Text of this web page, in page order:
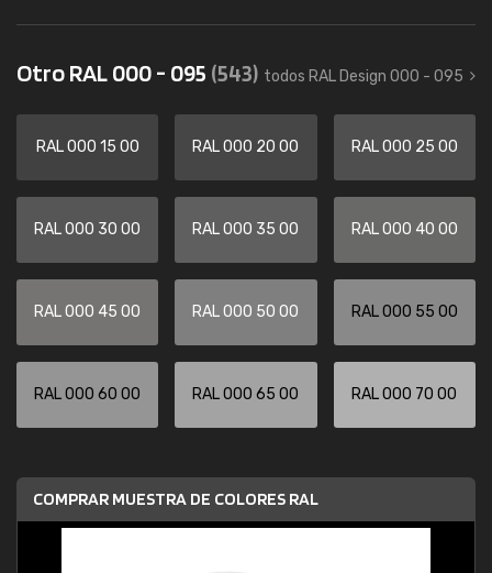
Otro RAL 000 - 095 (543) todos RAL Design 000 - 095
RAL 000 15 00 RAL 000 20 00 RAL 000 25 00
RAL 000 30 00 RAL 000 35 00 RAL 000 40 00
RAL 000 45 00 RAL 000 50 00 RAL 000 55 00
RAL 000 60 00 RAL 000 65 00 RAL 000 70 00
COMPRAR MUESTRA DE COLORES RAL